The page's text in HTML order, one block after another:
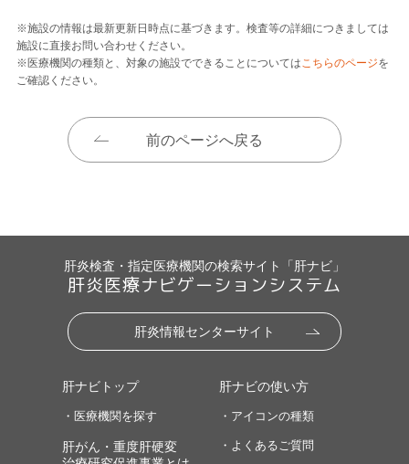
※施設の情報は最新更新日時点に基づきます。検査等の詳細につきましては
施設に直接お問い合わせください。
※医療機関の種類と、対象の施設でできることについてはこちらのページを
ご確認ください。
前のページへ戻る
肝炎検査・指定医療機関の検索サイト「肝ナビ」
肝炎医療ナビゲーションシステム
肝炎情報センターサイト
肝ナビトップ
・医療機関を探す
肝がん・重度肝硬変
肝ナビの使い方
・アイコンの種類
・よくあるご質問